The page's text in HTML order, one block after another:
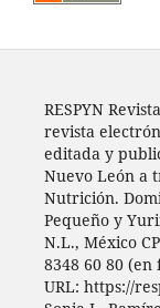
RESPYN
revista
editada y
Nuevo León a
Nutrición.
Pequeño y
N.L., México
8348 60 80 (en
URL: https://